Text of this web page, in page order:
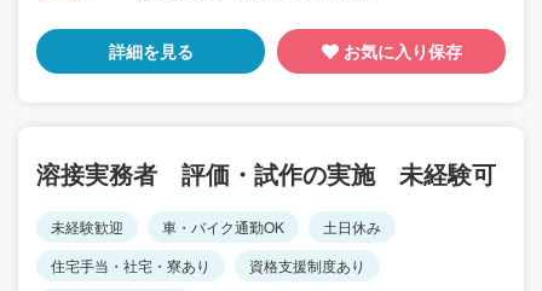
詳細を見る お気に入り保存
溶接実務者 評価・試作の実施 未経験可
未経験歓迎 車・バイク通勤OK
土日休み
住宅手当・社宅・寮あり
資格支援制度あり